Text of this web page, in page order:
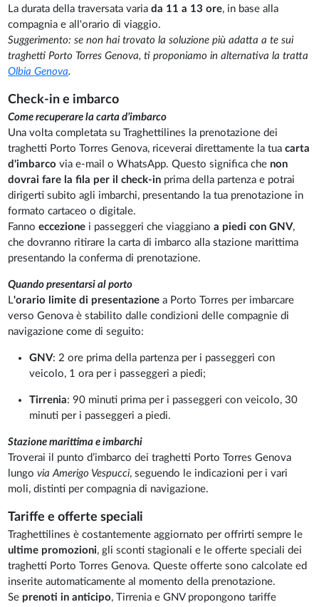
La durata della traversata variada 11 a 13 ore, in base alla
compagnia e all'orario di viaggio.
Suggerimento: se non hai trovato la soluzione più adatta a te sui
traghetti Porto Torres Genova, ti proponiamo in alternativa la tratta
Olbia Genova.
Check-in e imbarco
Come recuperare la carta d’imbarco
Una volta completata su Traghettilines la prenotazione dei
traghetti Porto Torres Genova, riceverai direttamente la tua carta
d'imbarco via e-mail o WhatsApp. Questo significa che non
dovrai fare la fila per il check-in prima della partenza e potrai
dirigerti subito agli imbarchi, presentando la tua prenotazione in
formato cartaceo o digitale.
Fanno eccezione i passeggeri che viaggiano a piedi con GNV,
che dovranno ritirare la carta di imbarco alla stazione marittima
presentando la conferma di prenotazione.
Quando presentarsi al porto
L'orario limite di presentazionea Porto Torres per imbarcare
verso Genova è stabilito dalle condizioni delle compagnie di
navigazione come di seguito:
GNV: 2 ore prima della partenza per i passeggeri con
veicolo, 1 ora per i passeggeri a piedi;
Tirrenia: 90 minuti prima per i passeggeri con veicolo, 30
minuti per i passeggeri a piedi.
Stazione marittima e imbarchi
Troverai il punto d’imbarco dei traghetti Porto Torres Genova
lungovia Amerigo Vespucci, seguendo le indicazioni per i vari
moli, distinti per compagnia di navigazione.
Tariffe e offerte speciali
Traghettilines è costantemente aggiornato per offrirti sempre le
ultime promozioni, gli sconti stagionali e le offerte speciali dei
traghetti Porto Torres Genova. Queste offerte sono calcolate ed
inserite automaticamente al momento della prenotazione.
Se prenoti in anticipo, Tirrenia e GNV propongono tariffe